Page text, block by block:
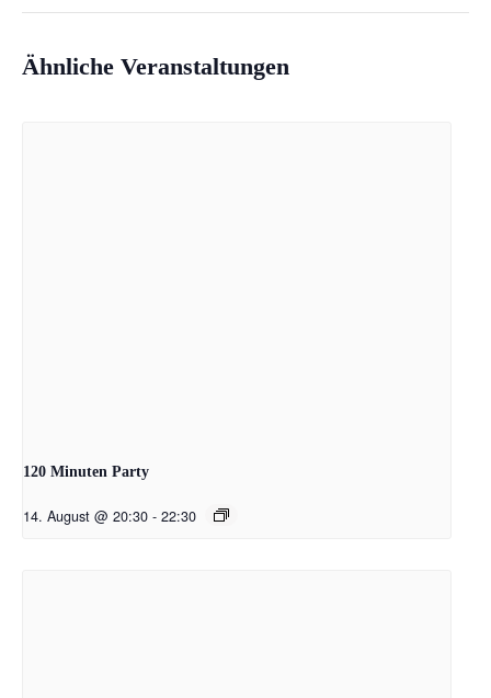
Ähnliche Veranstaltungen
120 Minuten Party
14. August @ 20:30 - 22:30